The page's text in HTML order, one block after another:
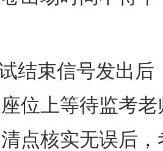
结束信号发出
位上等待监考
点核实无误后